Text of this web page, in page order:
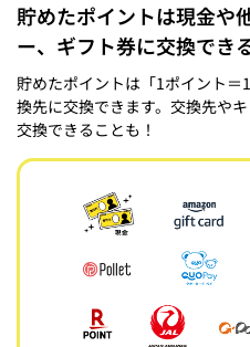
貯めたポイントは現金や
ー、ギフト券に交換でき
貯めたポイントは「1ポイント
換先に交換できます。交換先や
交換できることも！